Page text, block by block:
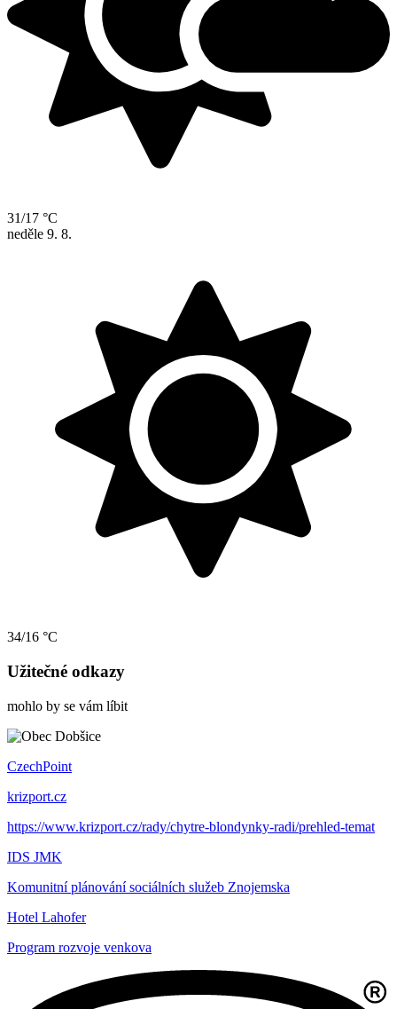
31/17 °C
neděle 9. 8.
34/16 °C
Užitečné odkazy
mohlo by se vám líbit
CzechPoint
krizport.cz
https://www.krizport.cz/rady/chytre-blondynky-radi/prehled-temat
IDS JMK
Komunitní plánování sociálních služeb Znojemska
Hotel Lahofer
Program rozvoje venkova